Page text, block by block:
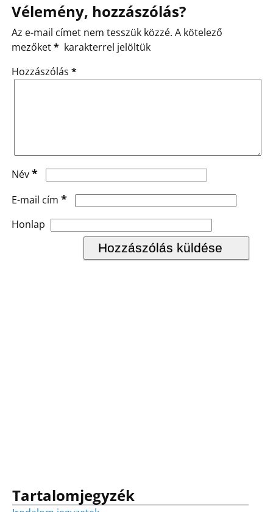
Vélemény, hozzászólás?
Az e-mail címet nem tesszük közzé. A kötelező
mezőket* karakterrel jelöltük
Hozzászólás *
Név*
E-mail cím *
Honlap
Tartalomjegyzék